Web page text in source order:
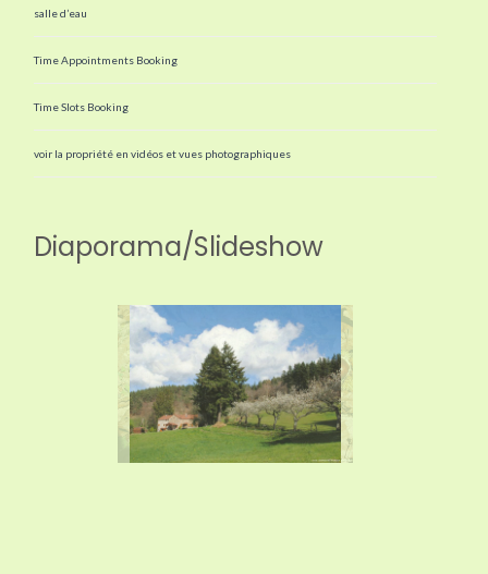
salle d’eau
Time Appointments Booking
Time Slots Booking
voir la propriété en vidéos et vues photographiques
Diaporama/Slideshow